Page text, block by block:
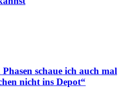
schaue ich auch mal
nicht ins Depot“